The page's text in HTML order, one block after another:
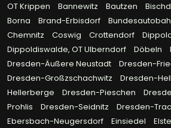
OT Krippen
Bannewitz Bautzen
Borna
Brand-Erbisdorf
Chemnitz
Coswig Crottendorf
Dippoldiswalde, OT Ulberndorf
Döbeln
Dresden-Äußere Neustadt
Dresden-
Dresden-Großzschachwitz
Dresden-
Hellerberge
Dresden-Pieschen
Prohlis
Dresden-Seidnitz
Dresden-
Ebersbach-Neugersdorf
Einsiedel